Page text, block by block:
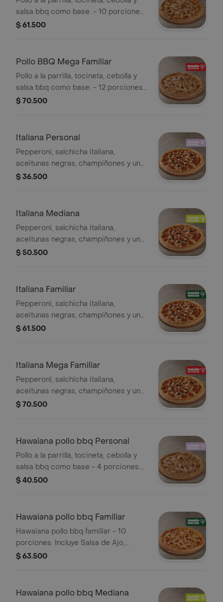
salsa bbq como base. - 10 porciones.
Incluye Salsa de Ajo, Sazonador
$ 61.500
Pollo BBQ Mega Familiar
Pollo a la parrilla, tocineta, cebolla y
salsa bbq como base. - 12 porciones.
Incluye Salsa de Ajo, Sazonador
$ 70.500
Italiana Personal
Pepperoni, salchicha italiana,
aceitunas negras, champiñones y un
toque de orégano - 4 porciones.
$ 36.500
Italiana Mediana
Pepperoni, salchicha italiana,
aceitunas negras, champiñones y un
toque de orégano. - 8 porciones.
$ 50.500
Italiana Familiar
Pepperoni, salchicha italiana,
aceitunas negras, champiñones y un
toque de orégano. - 10 porciones.
$ 61.500
Italiana Mega Familiar
Pepperoni, salchicha italiana,
aceitunas negras, champiñones y un
toque de orégano. - 12 porciones.
$ 70.500
Hawaiana pollo bbq Personal
Pollo a la parrilla, tocineta, cebolla y
salsa bbq como base - 4 porciones.
Incluye Salsa de Ajo, Sazonador
$ 40.500
Hawaiana pollo bbq Familiar
Hawaiana pollo bbq familiar - 10
porciones. Incluye Salsa de Ajo,
Sazonador Pimienta Roja y
$ 63.500
Hawaiana pollo bbq Mediana